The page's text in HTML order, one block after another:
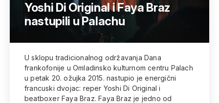
Yoshi Di Original i Faya Braz
nastupili u Palachu
U sklopu tradicionalnog održavanja Dana
frankofonije u Omladinsko kulturnom centru Palach
u petak 20. ožujka 2015. nastupio je energični
francuski dvojac: reper Yoshi Di Original i
beatboxer Faya Braz. Faya Braz je jedno od